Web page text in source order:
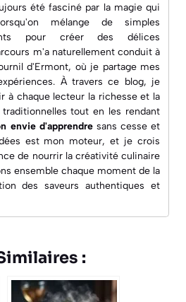
été fasciné par la magie qui
mélange de simples
pour créer des délices
m'a naturellement conduit à
d'Ermont, où je partage mes
À travers ce blog, je
à chaque lecteur la richesse et la
tout en les rendant
envie d'apprendresans cesse et
est mon moteur, et je crois
de nourrir la créativité culinaire
ensemble chaque moment de la
des saveurs authentiques et
: